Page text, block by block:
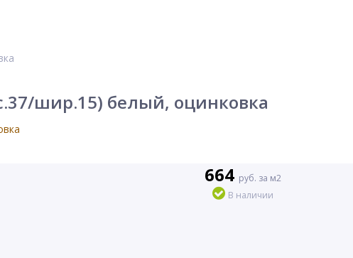
шир.15) белый, оцинковка
664 руб. за м2
В наличии